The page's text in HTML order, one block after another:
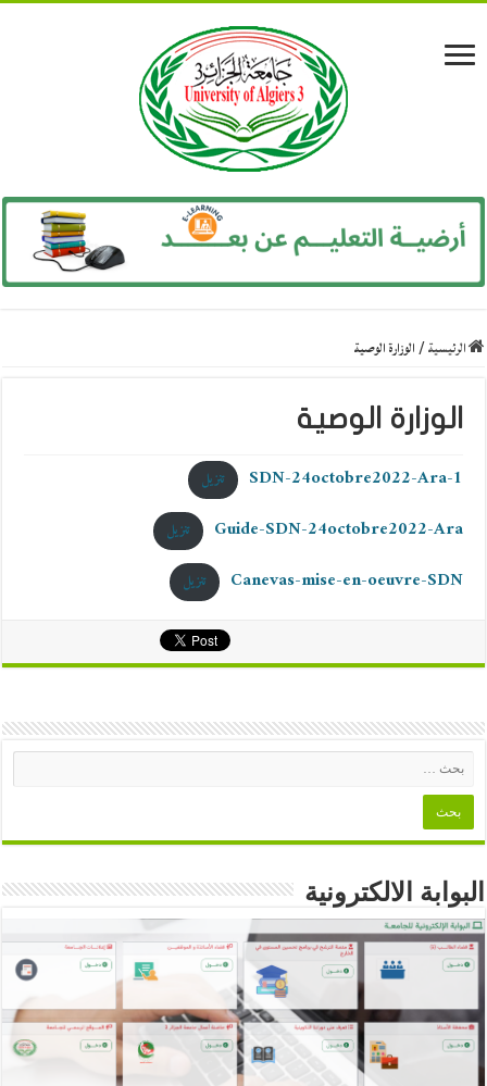
الرئيسية/الوزارة الوصية
الوزارة الوصية
SDN-24octobre2022-Ara-1 تنزيل
Guide-SDN-24octobre2022-Ara تنزيل
Canevas-mise-en-oeuvre-SDN تنزيل
البوابة الالكترونية